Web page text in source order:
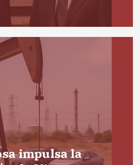
impulsa la